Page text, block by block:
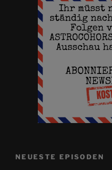
NEUESTE EPISODEN